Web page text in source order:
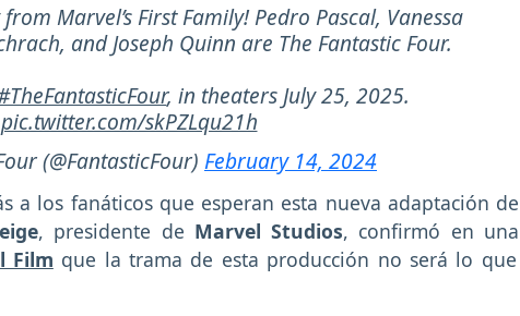
Marvel’s First Family! Pedro Pascal, Vanessa
and Joseph Quinn are The Fantastic Four.
, in theaters July 25, 2025.
pic.twitter.com/skPZLqu21h
(@FantasticFour) February 14, 2024
a los fanáticos que esperan esta nueva adaptación de
, presidente de Marvel Studios, confirmó en una
Film que la trama de esta producción no será lo que